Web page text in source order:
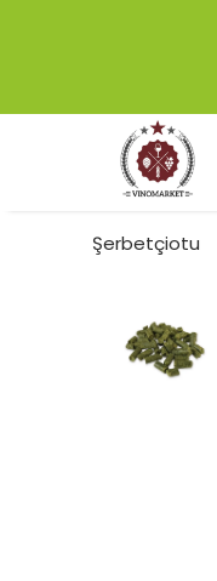
Şerbetçiotu